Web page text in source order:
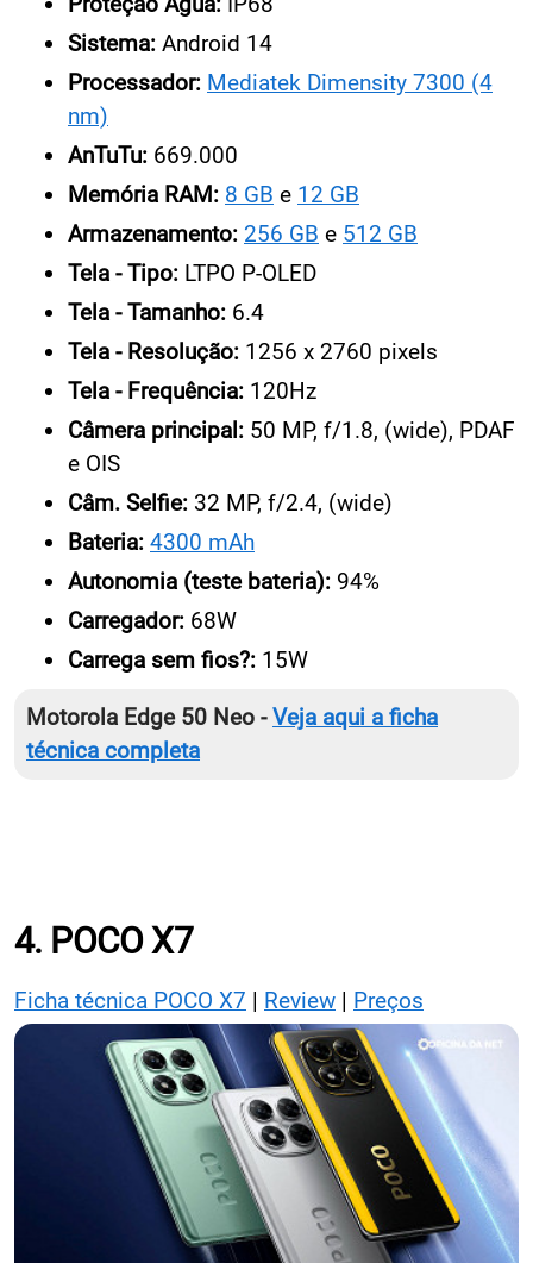
Sistema: Android 14
Processador: Mediatek Dimensity 7300 (4
nm)
AnTuTu: 669.000
Memória RAM: 8 GB e 12 GB
Armazenamento: 256 GB e 512 GB
Tela - Tipo: LTPO P-OLED
Tela - Tamanho: 6.4
Tela - Resolução: 1256 x 2760 pixels
Tela - Frequência: 120Hz
Câmera principal: 50 MP, f/1.8, (wide), PDAF
e OIS
Câm. Selfie: 32 MP, f/2.4, (wide)
Bateria: 4300 mAh
Autonomia (teste bateria): 94%
Carregador: 68W
Carrega sem fios?: 15W
Motorola Edge 50 Neo -Veja aqui a ficha
técnica completa
4. POCO X7
Ficha técnica POCO X7 | Review | Preços